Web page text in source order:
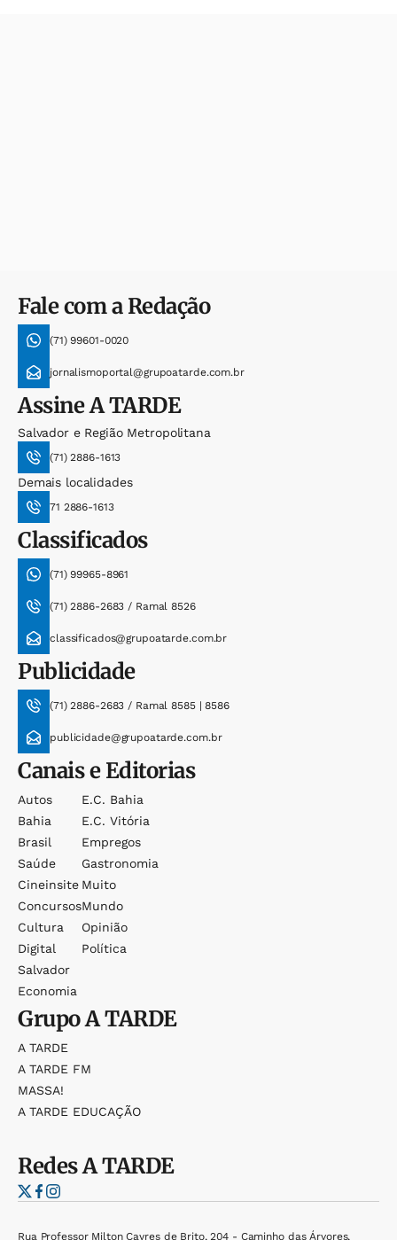
Fale com a Redação
(71) 99601-0020
jornalismoportal@grupoatarde.com.br
AssineA TARDE
Salvador e Região Metropolitana
(71) 2886-1613
Demais localidades
71 2886-1613
Classificados
(71) 99965-8961
(71) 2886-2683 / Ramal 8526
classificados@grupoatarde.com.br
Publicidade
(71) 2886-2683 / Ramal 8585 | 8586
publicidade@grupoatarde.com.br
Canais e Editorias
Autos
Bahia
Brasil
Saúde
Cineinsite
Concursos
Cultura
Digital
Salvador
Economia
E.c. Bahia
E.c. Vitória
Empregos
Gastronomia
Muito
Mundo
Opinião
Política
GrupoA TARDE
A TARDE
A TARDE FM
MASSA!
A TARDE EDUCAÇÃO
RedesA TARDE
Rua Professor Milton Cayres de Brito, 204 - Caminho das Árvores,